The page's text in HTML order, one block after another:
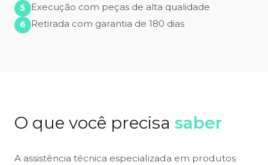
Execução com peças de alta qualidade
Retirada com garantia de 180 dias
O que você precisa saber
A assistência técnica especializada em produtos